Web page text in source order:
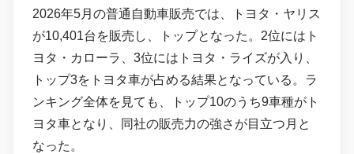
2026年5月の普通自動車販売では、トヨタ・ヤリス
が10,401台を販売し、トップとなった。2位にはト
ヨタ・カローラ、3位にはトヨタ・ライズが入り、
トップ3をトヨタ車が占める結果となっている。ラ
ンキング全体を見ても、トップ10のうち9車種がト
ヨタ車となり、同社の販売力の強さが目立つ月と
なった。